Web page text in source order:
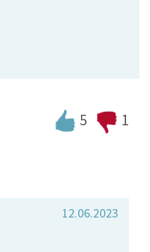
5 1
12.06.2023